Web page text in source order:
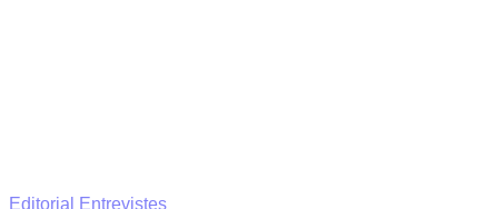
Editorial
Entrevistes